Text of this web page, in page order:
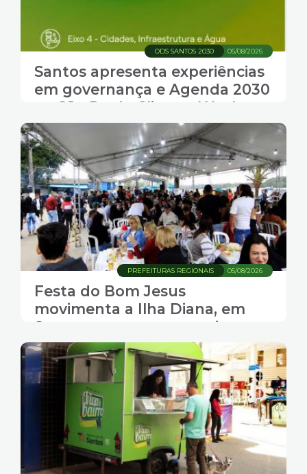
05/08/2026
ODS SANTOS 2030
Santos apresenta experiências
em governança e Agenda 2030
na São Paulo Climate Week
05/08/2026
PREFEITURAS REGIONAIS
Festa do Bom Jesus
movimenta a Ilha Diana, em
Santos, com gastronomia,
música e transporte gratuito